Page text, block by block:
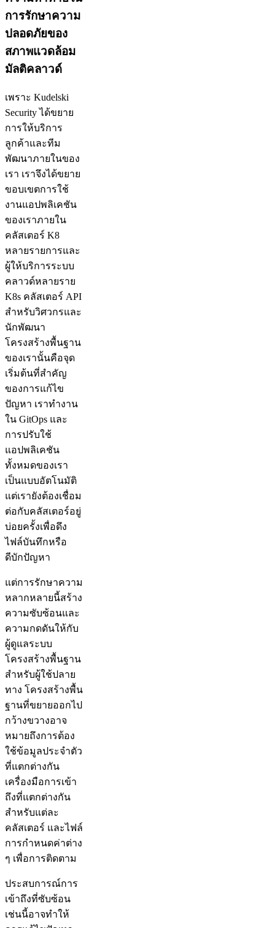
การรักษาความ
ปลอดภัยของ
สภาพแวดล้อม
มัลติคลาวด์
เพราะ Kudelski
Security ได้ขยาย
การให้บริการ
ลูกค้าและทีม
พัฒนาภายในของ
เรา เราจึงได้ขยาย
ขอบเขตการใช้
งานแอปพลิเคชัน
ของเราภายใน
คลัสเตอร์ K8
หลายรายการและ
ผู้ให้บริการระบบ
คลาวด์หลายราย
K8s คลัสเตอร์ API
สำหรับวิศวกรและ
นักพัฒนา
โครงสร้างพื้นฐาน
ของเรานั้นคือจุด
เริ่มต้นที่สำคัญ
ของการแก้ไข
ปัญหา เราทำงาน
ใน GitOps และ
การปรับใช้
แอปพลิเคชัน
ทั้งหมดของเรา
เป็นแบบอัตโนมัติ
แต่เรายังต้องเชื่อม
ต่อกับคลัสเตอร์อยู่
บ่อยครั้งเพื่อดึง
ไฟล์บันทึกหรือ
ดีบักปัญหา
แต่การรักษาความ
หลากหลายนี้สร้าง
ความซับซ้อนและ
ความกดดันให้กับ
ผู้ดูแลระบบ
โครงสร้างพื้นฐาน
สำหรับผู้ใช้ปลาย
ทาง โครงสร้างพื้น
ฐานที่ขยายออกไป
กว้างขวางอาจ
หมายถึงการต้อง
ใช้ข้อมูลประจำตัว
ที่แตกต่างกัน
เครื่องมือการเข้า
ถึงที่แตกต่างกัน
สำหรับแต่ละ
คลัสเตอร์ และไฟล์
การกำหนดค่าต่าง
ๆ เพื่อการติดตาม
ประสบการณ์การ
เข้าถึงที่ซับซ้อน
เช่นนี้อาจทำให้